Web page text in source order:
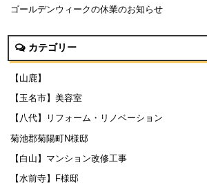
ゴールデンウィークの休業のお知らせ
カテゴリー
【山鹿】
【玉名市】美容室
【八代】リフォーム・リノベーション
菊池郡菊陽町N様邸
【白山】マンション改修工事
【水前寺】F様邸